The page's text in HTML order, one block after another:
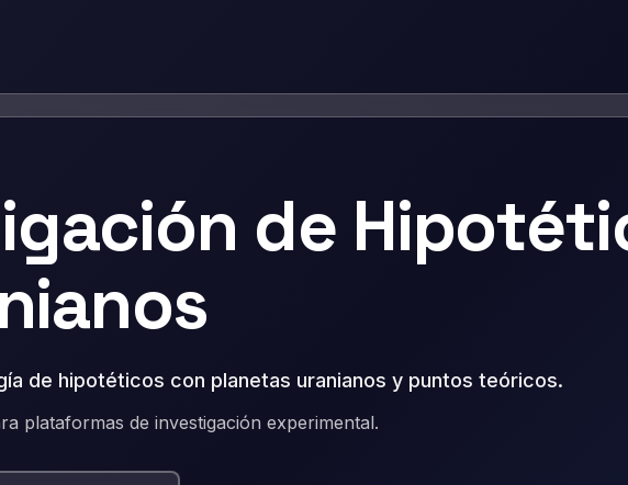
de
de hipotéticos con planetas uranianos y puntos teóricos.
plataformas de investigación experimental.